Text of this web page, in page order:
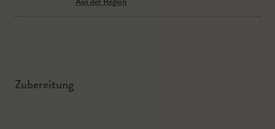
Zubereitung